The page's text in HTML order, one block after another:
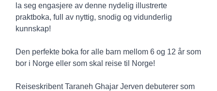
la seg engasjere av denne nydelig illustrerte
praktboka, full av nyttig, snodig og vidunderlig
kunnskap!
Den perfekte boka for alle barn mellom 6 og 12 år som
bor i Norge eller som skal reise til Norge!
Reiseskribent Taraneh Ghajar Jerven debuterer som